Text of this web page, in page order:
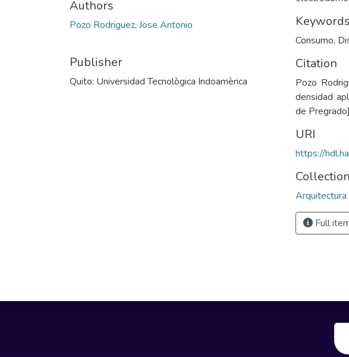
Authors
Pozo Rodriguez, Jose Antonio
Publisher
Quito: Universidad Tecnològica Indoamèrica
Keywords
Consumo,
Citation
Pozo
densidad
de
URI
https://
Arquitectura
Full